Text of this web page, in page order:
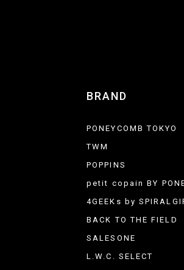
BRAND
PONEYCOMB TOKYO
TWM
POPPINS
petit copain BY
4GEEKs by
BACK TO THE FIELD
SALESONE
L.W.C. SELECT